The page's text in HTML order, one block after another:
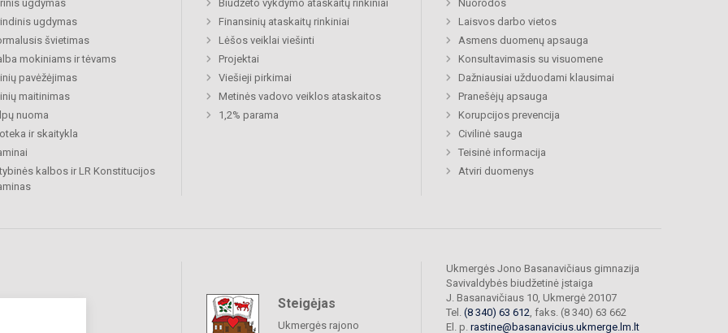
ugdymas
ugdymas
švietimas
mokiniams ir tėvams
pavėžėjimas
maitinimas
nuoma
ir skaitykla
kalbos ir LR Konstitucijos
Biudžeto vykdymo ataskaitų rinkiniai
Finansinių ataskaitų rinkiniai
Lėšos veiklai viešinti
Projektai
Viešieji pirkimai
Metinės vadovo veiklos ataskaitos
1,2% parama
Nuorodos
Laisvos darbo vietos
Asmens duomenų apsauga
Konsultavimasis su visuomene
Dažniausiai užduodami klausimai
Pranešėjų apsauga
Korupcijos prevencija
Civilinė sauga
Teisinė informacija
Atviri duomenys
Steigėjas
Ukmergės rajono
Ukmergės Jono Basanavičiaus gimnazija
Savivaldybės biudžetinė įstaiga
J. Basanavičiaus 10, Ukmergė 20107
Tel. (8 340) 63 612, faks. (8 340) 63 662
El. p. rastine@basanavicius.ukmerge.lm.lt